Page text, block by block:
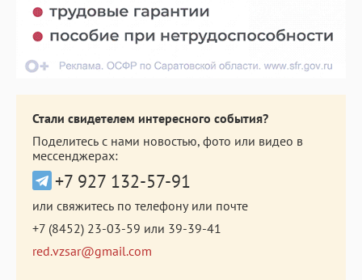
Стали свидетелем интересного события?
Поделитесь с нами новостью, фото или видео в
мессенджерах:
+7 927 132-57-91
или свяжитесь по телефону или почте
+7 (8452) 23-03-59 или 39-39-41
red.vzsar@gmail.com